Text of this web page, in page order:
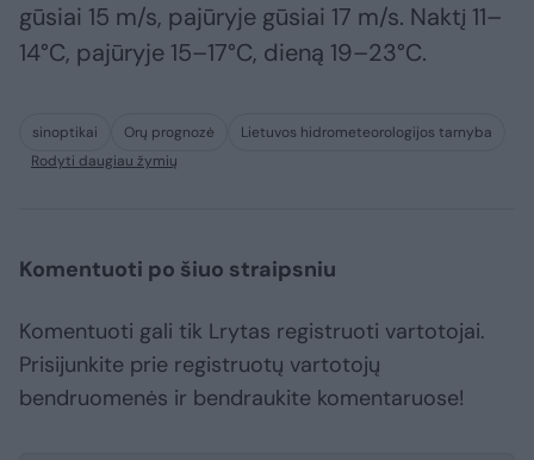
gūsiai 15 m/s, pajūryje gūsiai 17 m/s. Naktį 11–
14°C, pajūryje 15–17°C, dieną 19–23°C.
sinoptikai Orų prognozė
Lietuvos hidrometeorologijos tarnyba
Rodyti daugiau žymių
Komentuoti po šiuo straipsniu
Komentuoti gali tik Lrytas registruoti vartotojai.
Prisijunkite prie registruotų vartotojų
bendruomenės ir bendraukite komentaruose!